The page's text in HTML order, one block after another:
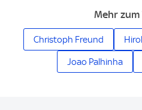
Mehr zum
Christoph Freund
Joao Palhinha